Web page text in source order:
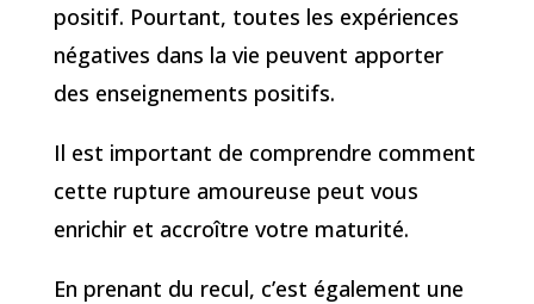
positif. Pourtant, toutes les expériences
négatives dans la vie peuvent apporter
des enseignements positifs.
Il est important de comprendre comment
cette rupture amoureuse peut vous
enrichir et accroître votre maturité.
En prenant du recul, c’est également une